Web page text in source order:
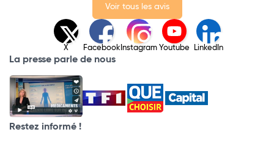
Voir tous les avis
X Facebook Instagram Youtube LinkedIn
La presse parle de nous
Restez informé !